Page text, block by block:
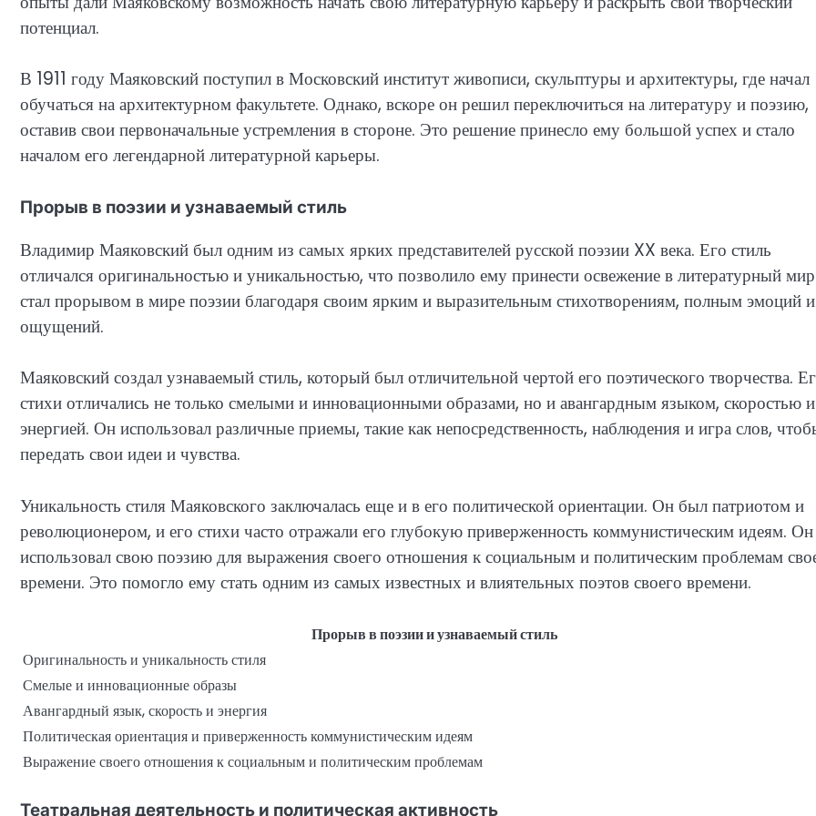
потенциал.
В 1911 году Маяковский поступил в Московский институт живописи, скульптуры и архитектуры, где начал
обучаться на архитектурном факультете. Однако, вскоре он решил переключиться на литературу и поэзию,
оставив свои первоначальные устремления в стороне. Это решение принесло ему большой успех и стало
началом его легендарной литературной карьеры.
Прорыв в поэзии и узнаваемый стиль
Владимир Маяковский был одним из самых ярких представителей русской поэзии XX века. Его стиль
отличался оригинальностью и уникальностью, что позволило ему принести освежение в литературный
стал прорывом в мире поэзии благодаря своим ярким и выразительным стихотворениям, полным эмоций и
ощущений.
Маяковский создал узнаваемый стиль, который был отличительной чертой его поэтического творчества.
стихи отличались не только смелыми и инновационными образами, но и авангардным языком, скоростью и
энергией. Он использовал различные приемы, такие как непосредственность, наблюдения и игра слов,
передать свои идеи и чувства.
Уникальность стиля Маяковского заключалась еще и в его политической ориентации. Он был патриотом и
революционером, и его стихи часто отражали его глубокую приверженность коммунистическим идеям. Он
использовал свою поэзию для выражения своего отношения к социальным и политическим проблемам
времени. Это помогло ему стать одним из самых известных и влиятельных поэтов своего времени.
Прорыв в поэзии и узнаваемый стиль
Оригинальность и уникальность стиля
Смелые и инновационные образы
Авангардный язык, скорость и энергия
Политическая ориентация и приверженность коммунистическим идеям
Выражение своего отношения к социальным и политическим проблемам
Театральная деятельность и политическая активность